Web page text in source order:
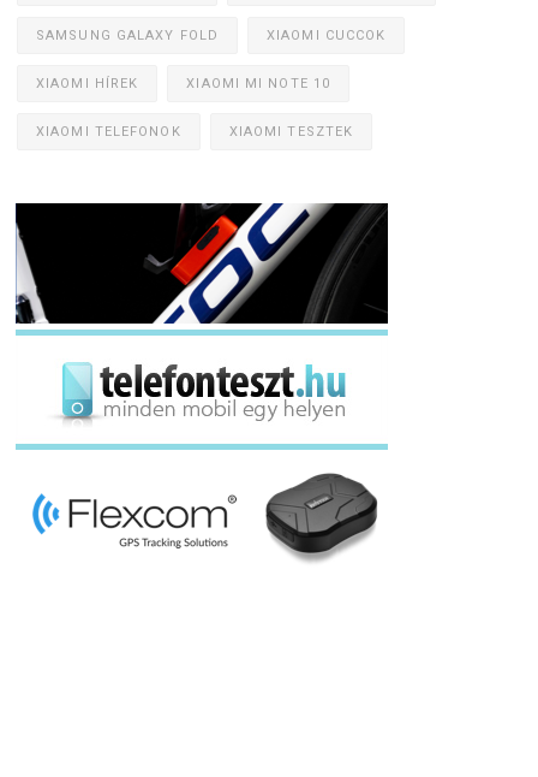
SAMSUNG GALAXY FOLD XIAOMI CUCCOK
XIAOMI HÍREK XIAOMI MI NOTE 10
XIAOMI TELEFONOK XIAOMI TESZTEK